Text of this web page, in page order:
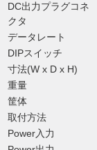
DC出力プラグコネ
クタ
データレート
DIPスイッチ
寸法(W x D x H)
重量
筐体
取付方法
Power入力